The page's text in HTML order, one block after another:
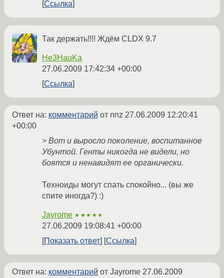
Ссылка
Так держать!!!! Ждём CLDX 9.7
He3HauKa
27.06.2009 17:42:34 +00:00
Ссылка
Ответ на: комментарий от nnz 27.06.2009 12:20:41
+00:00
> Вот и выросло поколение, воспитанное
Убунтой. Генты никогда не видели, но
боятся и ненавидят ее органически.
Техноиды могут спать спокойно... (вы же
спите иногда?) :)
Jayrome ★★★★★
27.06.2009 19:08:41 +00:00
Показать ответ
Ссылка
Ответ на: комментарий от Jayrome 27.06.2009